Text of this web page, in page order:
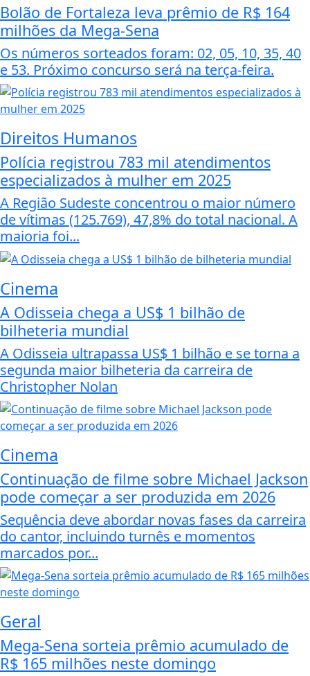
Bolão de Fortaleza leva prêmio de R$ 164
milhões da Mega-Sena
Os números sorteados foram: 02, 05, 10, 35, 40
e 53. Próximo concurso será na terça-feira.
Direitos Humanos
Polícia registrou 783 mil atendimentos
especializados à mulher em 2025
A Região Sudeste concentrou o maior número
de vítimas (125.769), 47,8% do total nacional. A
maioria foi...
Cinema
A Odisseia chega a US$ 1 bilhão de
bilheteria mundial
A Odisseia ultrapassa US$ 1 bilhão e se torna a
segunda maior bilheteria da carreira de
Christopher Nolan
Cinema
Continuação de filme sobre Michael Jackson
pode começar a ser produzida em 2026
Sequência deve abordar novas fases da carreira
do cantor, incluindo turnês e momentos
marcados por...
Geral
Mega-Sena sorteia prêmio acumulado de
R$ 165 milhões neste domingo